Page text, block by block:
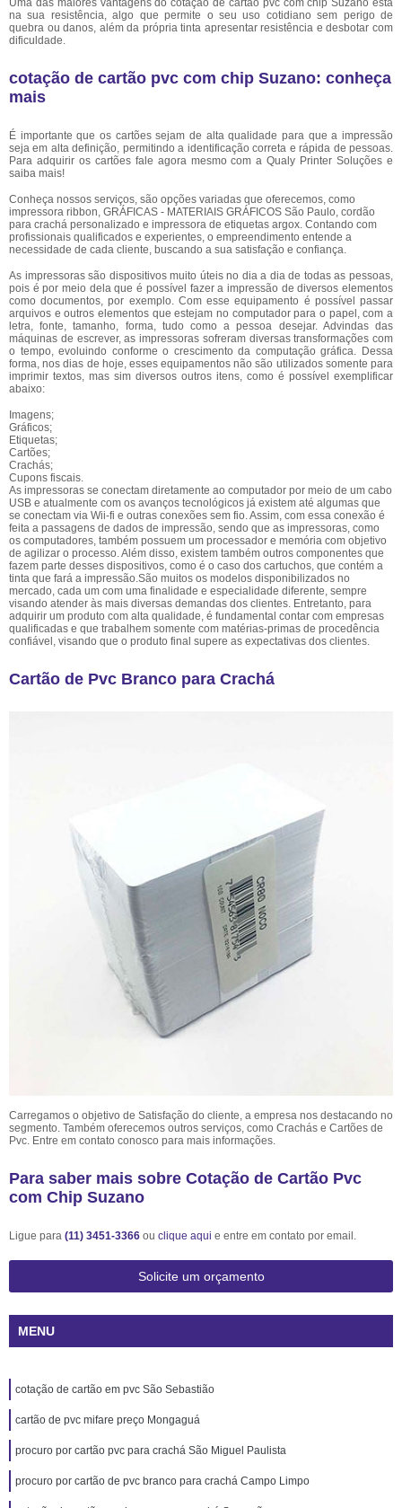
Uma das maiores vantagens do cotação de cartão pvc com chip Suzano está
na sua resistência, algo que permite o seu uso cotidiano sem perigo de
quebra ou danos, além da própria tinta apresentar resistência e desbotar com
dificuldade.
cotação de cartão pvc com chip Suzano: conheça
mais
É importante que os cartões sejam de alta qualidade para que a impressão
seja em alta definição, permitindo a identificação correta e rápida de pessoas.
Para adquirir os cartões fale agora mesmo com a Qualy Printer Soluções e
saiba mais!
Conheça nossos serviços, são opções variadas que oferecemos, como
impressora ribbon, GRÁFICAS - MATERIAIS GRÁFICOS São Paulo, cordão
para crachá personalizado e impressora de etiquetas argox. Contando com
profissionais qualificados e experientes, o empreendimento entende a
necessidade de cada cliente, buscando a sua satisfação e confiança.
As impressoras são dispositivos muito úteis no dia a dia de todas as pessoas,
pois é por meio dela que é possível fazer a impressão de diversos elementos
como documentos, por exemplo. Com esse equipamento é possível passar
arquivos e outros elementos que estejam no computador para o papel, com a
letra, fonte, tamanho, forma, tudo como a pessoa desejar. Advindas das
máquinas de escrever, as impressoras sofreram diversas transformações com
o tempo, evoluindo conforme o crescimento da computação gráfica. Dessa
forma, nos dias de hoje, esses equipamentos não são utilizados somente para
imprimir textos, mas sim diversos outros itens, como é possível exemplificar
abaixo:
Imagens;
Gráficos;
Etiquetas;
Cartões;
Crachás;
Cupons fiscais.
As impressoras se conectam diretamente ao computador por meio de um cabo
USB e atualmente com os avanços tecnológicos já existem até algumas que
se conectam via Wii-fi e outras conexões sem fio. Assim, com essa conexão é
feita a passagens de dados de impressão, sendo que as impressoras, como
os computadores, também possuem um processador e memória com objetivo
de agilizar o processo. Além disso, existem também outros componentes que
fazem parte desses dispositivos, como é o caso dos cartuchos, que contém a
tinta que fará a impressão.São muitos os modelos disponibilizados no
mercado, cada um com uma finalidade e especialidade diferente, sempre
visando atender às mais diversas demandas dos clientes. Entretanto, para
adquirir um produto com alta qualidade, é fundamental contar com empresas
qualificadas e que trabalhem somente com matérias-primas de procedência
confiável, visando que o produto final supere as expectativas dos clientes.
Cartão de Pvc Branco para Crachá
Carregamos o objetivo de Satisfação do cliente, a empresa nos destacando no
segmento. Também oferecemos outros serviços, como Crachás e Cartões de
Pvc. Entre em contato conosco para mais informações.
Para saber mais sobre Cotação de Cartão Pvc
com Chip Suzano
Ligue para (11) 3451-3366 ou clique aqui e entre em contato por email.
Solicite um orçamento
MENU
cotação de cartão em pvc São Sebastião
cartão de pvc mifare preço Mongaguá
procuro por cartão pvc para crachá São Miguel Paulista
procuro por cartão de pvc branco para crachá Campo Limpo